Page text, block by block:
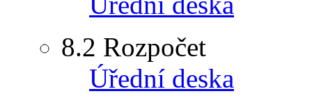
8.2 Rozpočet
Úřední deska